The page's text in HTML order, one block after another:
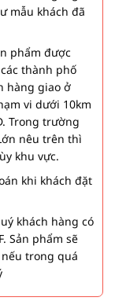
mẫu khách đã
phẩm được
thành phố
hàng giao ở
vi dưới 10km
Trong trường
nêu trên thì
khu vực.
khi khách đặt
khách hàng có
Sản phẩm sẽ
trong quá